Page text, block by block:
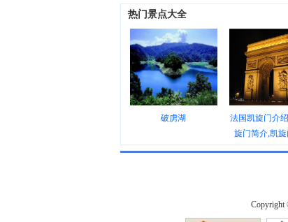
热门景点大全
破虏湖
法国凯旋门介
旋门简介,凯
Copyright